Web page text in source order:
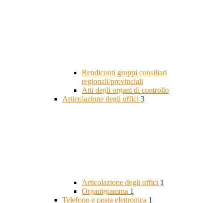
Rendiconti gruppi consiliari
regionali/provinciali
Atti degli organi di controllo
Articolazione degli uffici 3
Articolazione degli uffici 1
Organigramma 1
Telefono e posta elettronica 1